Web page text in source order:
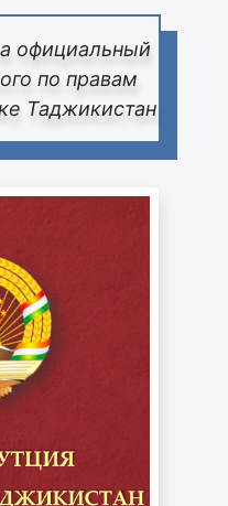
официальный
по правам
Таджикистан